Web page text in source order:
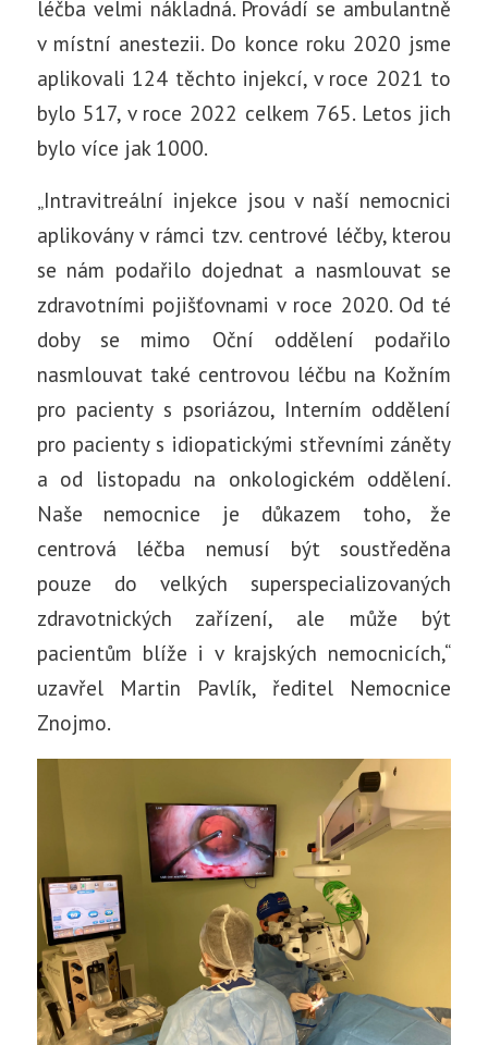
léčba velmi nákladná. Provádí se ambulantně
v místní anestezii. Do konce roku 2020 jsme
aplikovali 124 těchto injekcí, v roce 2021 to
bylo 517, v roce 2022 celkem 765. Letos jich
bylo více jak 1000.
„Intravitreální injekce jsou v naší nemocnici
aplikovány v rámci tzv. centrové léčby, kterou
se nám podařilo dojednat a nasmlouvat se
zdravotními pojišťovnami v roce 2020. Od té
doby se mimo Oční oddělení podařilo
nasmlouvat také centrovou léčbu na Kožním
pro pacienty s psoriázou, Interním oddělení
pro pacienty s idiopatickými střevními záněty
a od listopadu na onkologickém oddělení.
Naše nemocnice je důkazem toho, že
centrová léčba nemusí být soustředěna
pouze do velkých superspecializovaných
zdravotnických zařízení, ale může být
pacientům blíže i v krajských nemocnicích,“
uzavřel Martin Pavlík, ředitel Nemocnice
Znojmo.